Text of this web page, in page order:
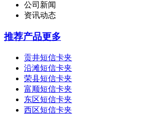
公司新闻
资讯动态
推荐产品更多
贡井短信卡夹
沿滩短信卡夹
荣县短信卡夹
富顺短信卡夹
东区短信卡夹
西区短信卡夹